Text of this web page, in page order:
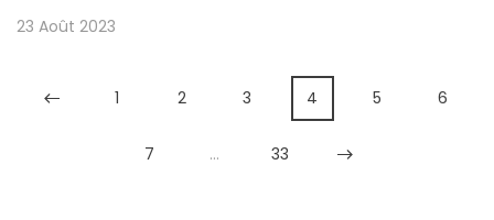
23 Août 2023
1 2 3 4 5 6
7 … 33